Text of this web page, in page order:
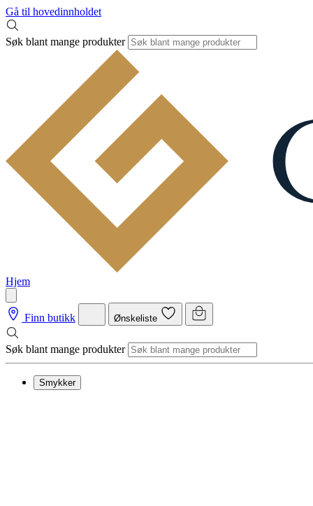
Gå til hovedinnholdet
Søk blant mange produkter
Hjem
Finn butikk Ønskeliste
Søk blant mange produkter
Smykker